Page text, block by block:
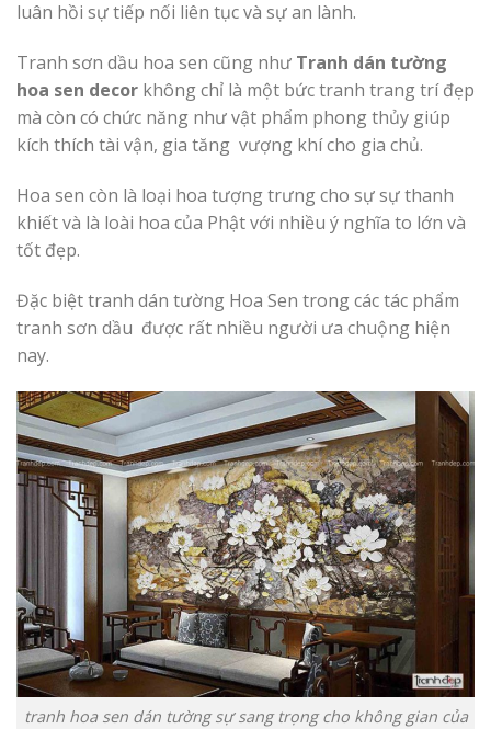
luân hồi sự tiếp nối liên tục và sự an lành.
Tranh sơn dầu hoa sen cũng như Tranh dán tường
hoa sen decor không chỉ là một bức tranh trang trí đẹp
mà còn có chức năng như vật phẩm phong thủy giúp
kích thích tài vận, gia tăng vượng khí cho gia chủ.
Hoa sen còn là loại hoa tượng trưng cho sự sự thanh
khiết và là loài hoa của Phật với nhiều ý nghĩa to lớn và
tốt đẹp.
Đặc biệt tranh dán tường Hoa Sen trong các tác phẩm
tranh sơn dầu được rất nhiều người ưa chuộng hiện
nay.
tranh hoa sen dán tường sự sang trọng cho không gian của